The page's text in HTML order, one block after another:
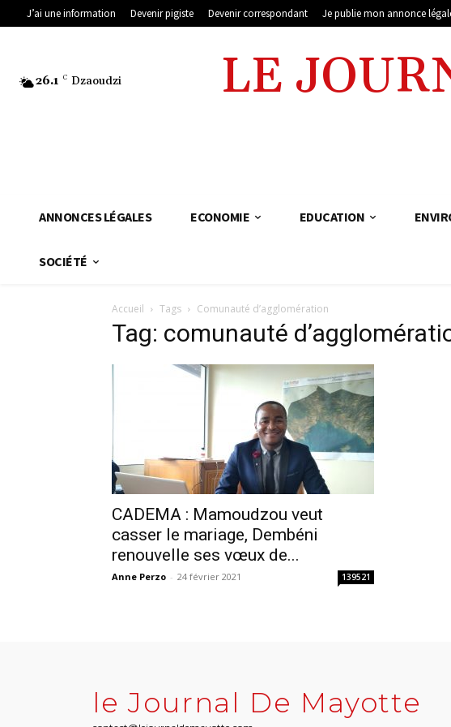
J’ai une information Devenir pigiste Devenir correspondant Je publie mon annonce
26.1 C Dzaoudzi LE
ANNONCES LÉGALES ECONOMIE EDUCATION
SOCIÉTÉ
Accueil Tags Comunauté d’agglomération
Tag: comunauté
CADEMA : Mamoudzou veut
casser le mariage, Dembéni
renouvelle ses vœux de...
Anne Perzo - 24 février 2021 139521
le Journal De Mayotte